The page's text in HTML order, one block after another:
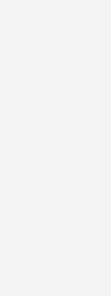
-
mit dieser
EU-F-Gase
von